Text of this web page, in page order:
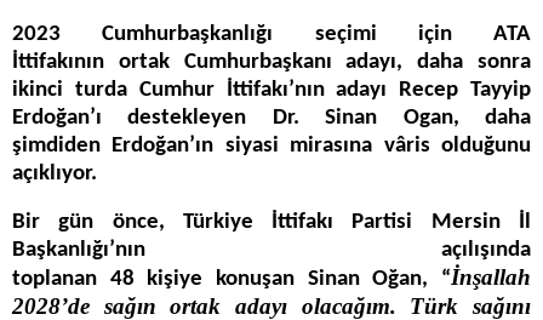
2023 Cumhurbaşkanlığı seçimi için ATA
İttifakının ortak Cumhurbaşkanı adayı, daha sonra
ikinci turda Cumhur İttifakı’nın adayı Recep Tayyip
Erdoğan’ı destekleyen Dr. Sinan Ogan, daha
şimdiden Erdoğan’ın siyasi mirasına vâris olduğunu
açıklıyor.
Bir gün önce, Türkiye İttifakı Partisi Mersin İl
Başkanlığı’nın açılışında
toplanan 48 kişiye konuşan Sinan Oğan, “İnşallah
2028’de sağın ortak adayı olacağım. Türk sağını